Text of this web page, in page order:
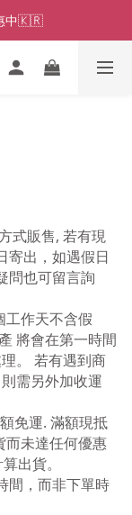
中🇰🇷
式販售, 若有現
寄出 ，如遇假日
問也可留言詢
工作天不含假
將會在第一時間
。 若有遇到商
需另外加收運
免運. 滿額現抵
而未達任何優惠
出貨。
間，而非下單時